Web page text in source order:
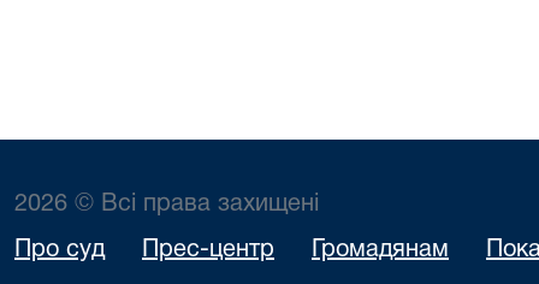
2026 © Всі права захищені
Про суд Прес-центр Громадянам